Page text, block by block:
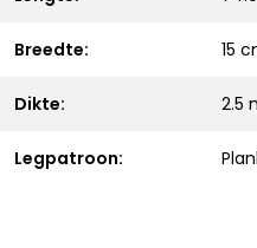
Breedte: 15
Dikte: 2.5
Legpatroon: